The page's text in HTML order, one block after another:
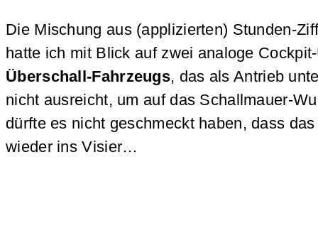
Die Mischung aus (applizierten) Stunden-
hatte ich mit Blick auf zwei analoge
Überschall-Fahrzeugs, das als Antrieb
nicht ausreicht, um auf das Schallmauer-
dürfte es nicht geschmeckt haben, dass
wieder ins Visier…